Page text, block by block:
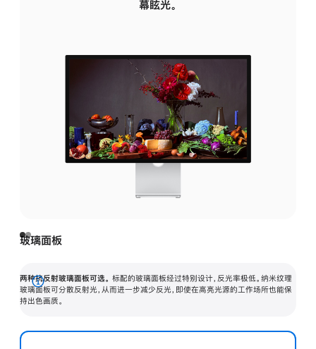
幕眩光。
玻璃面板
两种抗反射玻璃面板可选。 标配的玻璃面板经过特别设计，反光率极低。纳米纹理
玻璃面板可分散反射光，从而进一步减少反光，即使在高亮光源的工作场所也能保
持出色画质。
展
开